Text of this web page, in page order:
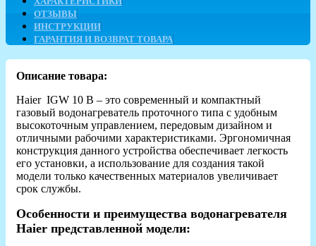
ОТЗЫВЫ
ИНСТРУКЦИИ
ГАРАНТИЯ И ВОЗВРАТ ТОВАРА
Описание товара:
Haier IGW 10 B – это современный и компактный
газовый водонагреватель проточного типа с удобным
высокоточным управлением, передовым дизайном и
отличными рабочими характеристиками. Эргономичная
конструкция данного устройства обеспечивает легкость
его установки, а использование для создания такой
модели только качественных материалов увеличивает
срок службы.
Особенности и преимущества водонагревателя
Haier представленной модели: